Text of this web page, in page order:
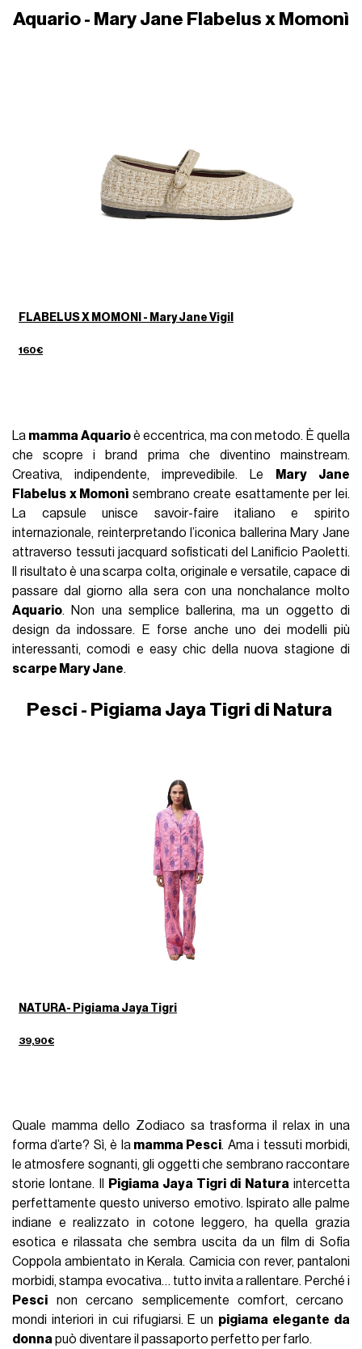
Aquario - Mary Jane Flabelus x Momonì
FLABELUS X MOMONI - Mary Jane Vigil
160€
La mamma Aquarioè eccentrica, ma con metodo. È quella
che scopre i brand prima che diventino mainstream.
Creativa, indipendente, imprevedibile. Le
Mary Jane
Flabelus x Momonì sembrano create esattamente per lei.
La capsule unisce savoir-faire italiano e spirito
internazionale, reinterpretando l’iconica ballerina Mary Jane
attraverso tessuti jacquard sofisticati del Lanificio Paoletti.
Il risultato è una scarpa colta, originale e versatile, capace di
passare dal giorno alla sera con una nonchalance molto
Aquario. Non una semplice ballerina, ma un oggetto di
design da indossare. E forse anche uno dei modelli più
interessanti, comodi e easy chic della nuova stagione di
scarpe Mary Jane.
Pesci - Pigiama Jaya Tigri di Natura
NATURA- Pigiama Jaya Tigri
39,90€
Quale mamma dello Zodiaco sa trasforma il relax in una
forma d’arte? Sì, è lamamma Pesci. Ama i tessuti morbidi,
le atmosfere sognanti, gli oggetti che sembrano raccontare
storie lontane. Il
Pigiama Jaya Tigri di Naturaintercetta
perfettamente questo universo emotivo. Ispirato alle palme
indiane e realizzato in cotone leggero, ha quella grazia
esotica e rilassata che sembra uscita da un film di Sofia
Coppola ambientato in Kerala. Camicia con rever, pantaloni
morbidi, stampa evocativa… tutto invita a rallentare. Perché i
Pesci non cercano semplicemente comfort, cercano
mondi interiori in cui rifugiarsi. E un pigiama elegante da
donnapuò diventare il passaporto perfetto per farlo.